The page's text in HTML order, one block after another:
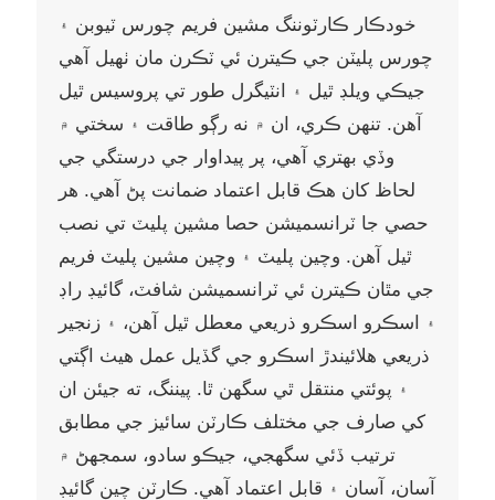
خودڪار ڪارٽوننگ مشين فريم چورس ٽيوبن ۽
چورس پليٽن جي ڪيترن ئي ٽڪرن مان ٺهيل آهي
جيڪي ويلڊ ٿيل ۽ انٽيگرل طور تي پروسيس ٿيل
آهن. تنهن ڪري، ان ۾ نه رڳو طاقت ۽ سختي ۾
وڏي بهتري آهي، پر پيداوار جي درستگي جي
لحاظ کان هڪ قابل اعتماد ضمانت پڻ آهي. هر
حصي جا ٽرانسميشن حصا مشين پليٽ تي نصب
ٿيل آهن. وچين پليٽ ۽ وچين مشين پليٽ فريم
جي مٿان ڪيترن ئي ٽرانسميشن شافٽ، گائيڊ راڊ
۽ اسڪرو اسڪرو ذريعي معطل ٿيل آهن، ۽ زنجير
ذريعي هلائيندڙ اسڪرو جي گڏيل عمل هيٺ اڳتي
۽ پوئتي منتقل ٿي سگهن ٿا. پيننگ، ته جيئن ان
کي صارف جي مختلف ڪارٽن سائيز جي مطابق
ترتيب ڏئي سگهجي، جيڪو سادو، سمجهڻ ۾
آسان، آسان ۽ قابل اعتماد آهي. ڪارٽن چين گائيڊ